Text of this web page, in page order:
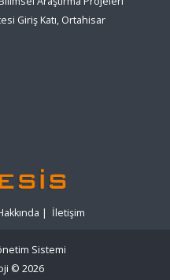
Giriş Katı, Ortahisar
| İletişim
Sistemi
© 2026